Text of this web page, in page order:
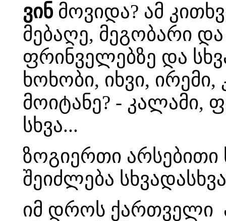
ვინ მოვიდა? ამ
მებაღე, მეგობარი
ფრინველებზე და
ხოხობი, იხვი,
მოიტანე? - კალამი,
სხვა...
ზოგიერთი არსებითი
შეიძლება
იმ დროს ქართველი